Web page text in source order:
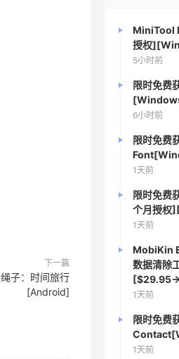
下一篇
子：时间旅行
[Android]
MiniTool
授权
5小时前
限时免费
6小时前
限时免费
1天前
限时免费
个月授
1天前
MobiKin
数据清除
1天前
限时免费
1天前